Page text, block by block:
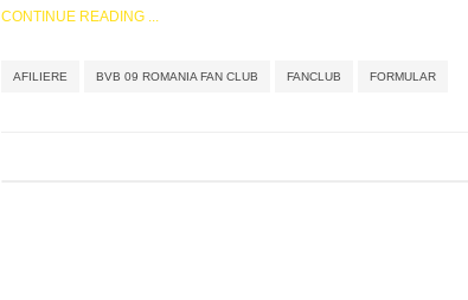
CONTINUE READING ...
AFILIERE BVB 09 ROMANIA FAN CLUB FANCLUB FORMULAR